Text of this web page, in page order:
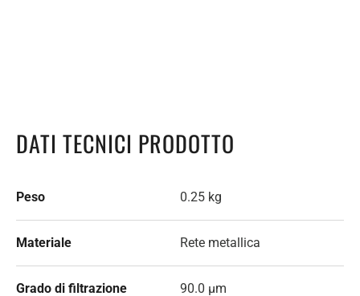
DATI TECNICI PRODOTTO
Peso 0.25 kg
Materiale Rete metallica
Grado di filtrazione 90.0 µm